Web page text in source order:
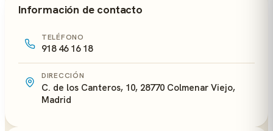
Información de contacto
TELÉFONO
918 46 16 18
DIRECCIÓN
C. de los Canteros, 10, 28770 Colmenar Viejo,
Madrid